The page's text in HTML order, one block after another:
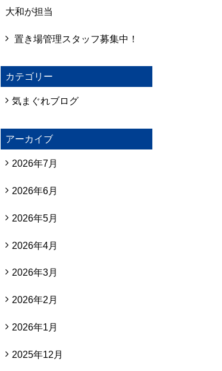
大和が担当
置き場管理スタッフ募集中！
カテゴリー
気まぐれブログ
アーカイブ
2026年7月
2026年6月
2026年5月
2026年4月
2026年3月
2026年2月
2026年1月
2025年12月